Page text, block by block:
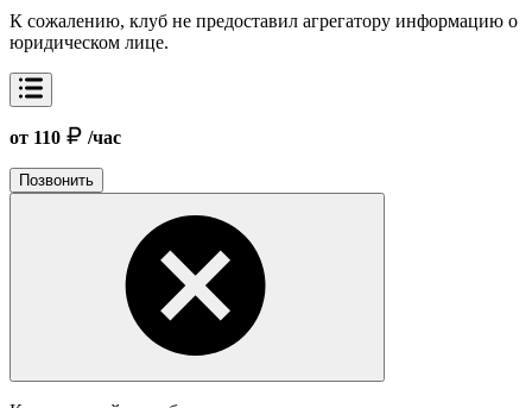
К сожалению, клуб не предоставил агрегатору информацию о
юридическом лице.
от 110 /час
Позвонить